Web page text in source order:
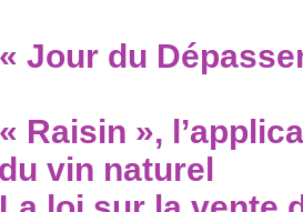
« Jour du
« Raisin »,
vin naturel